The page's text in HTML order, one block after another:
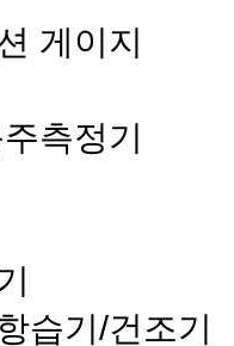
게이지
측정기
습기/건조기